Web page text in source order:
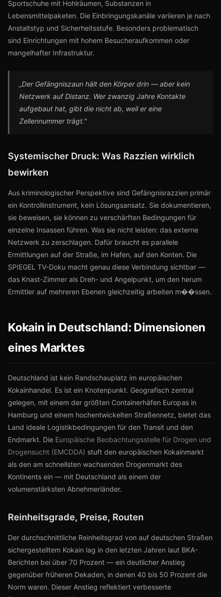
Sportschuhe mit Hohlräumen, Substanzen in
Lebensmittelpaketen. Die Einbringungskanäle variieren je nach
Anstaltstyp und Sicherheitsstufe. Besonders problematisch
sind Einrichtungen mit hohem Besucheraufkommen oder
mangelhafter Infrastruktur.
„Der Gefängniszaun hält den Körper drin — aber kein
Netzwerk auf Distanz. Wer zwanzig Jahre Kontakte
aufgebaut hat, gibt die nicht ab, weil er eine
Zellennummer trägt."
Systemischer Druck: Was Razzien wirklich
bewirken
Aus kriminologischer Perspektive sind Gefängnisrazzien primär
ein Kontrollinstrument, kein Lösungsansatz. Sie dokumentieren,
sie beweisen, sie können zu verschärften Bedingungen für
einzelne Insassen führen. Was sie nicht leisten: das externe
Netzwerk zu zerschlagen. Dafür braucht es parallele
Ermittlungen auf der Straße, im Hafen, auf den Konten. Die
SPIEGEL TV-Doku macht genau diese Verbindung sichtbar —
das Knast-Zimmer als Dreh- und Angelpunkt, um den herum
Ermittler auf mehreren Ebenen gleichzeitig arbeiten m��ssen.
Kokain in Deutschland: Dimensionen
eines Marktes
Deutschland ist kein Randschauplatz im europäischen
Kokainhandel. Es ist ein Knotenpunkt. Geografisch zentral
gelegen, mit einem der größten Containerhäfen Europas in
Hamburg und einem hochentwickelten Straßennetz, bietet das
Land ideale Logistikbedingungen für den Transit und den
Endmarkt. Die Europäische Beobachtungsstelle für Drogen und
Drogensucht (EMCDDA) stuft den europäischen Kokainmarkt
als den am schnellsten wachsenden Drogenmarkt des
Kontinents ein — mit Deutschland als einem der
volumenstärksten Abnehmerländer.
Reinheitsgrade, Preise, Routen
Der durchschnittliche Reinheitsgrad von auf deutschen Straßen
sichergestelltem Kokain lag in den letzten Jahren laut BKA-
Berichten bei über 70 Prozent — ein deutlicher Anstieg
gegenüber früheren Dekaden, in denen 40 bis 50 Prozent die
Norm waren. Dieser Anstieg reflektiert verbesserte